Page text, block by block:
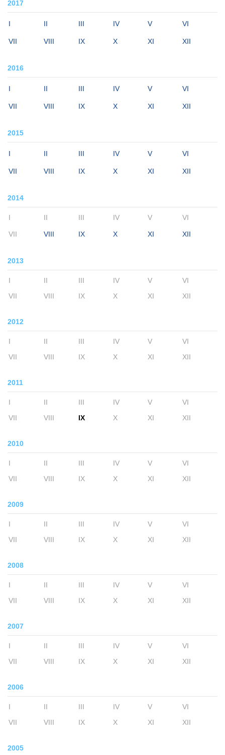
2017
I II III IV V VI
VII VIII IX X XI XII
2016
I II III IV V VI
VII VIII IX X XI XII
2015
I II III IV V VI
VII VIII IX X XI XII
2014
I II III IV V VI
VII VIII IX X XI XII
2013
I II III IV V
VI
VII
VIII IX X XI XII
2012
I II III IV V
VI
VII
VIII IX X XI XII
2011
I II III IV V
VI
VII
VIII IX X XI XII
2010
I II III IV V
VI
VII
VIII IX X XI XII
2009
I II III IV V
VI
VII
VIII IX X XI XII
2008
I II III IV V
VI
VII
VIII IX X XI XII
2007
I II III IV V
VI
VII
VIII IX X XI XII
2006
I II III IV V
VI
VII
VIII IX X XI XII
2005